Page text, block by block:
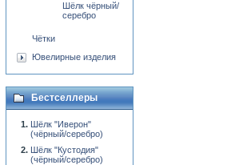
Шёлк чёрный/
серебро
Чётки
Ювелирные изделия
Бестселлеры
Шёлк "Иверон"
(чёрный/серебро)
Шёлк "Кустодия"
(чёрный/серебро)